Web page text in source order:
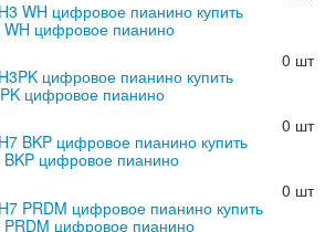
WH цифровое пианино
0 шт
цифровое пианино
0 шт
BKP цифровое пианино
0 шт
PRDM цифровое пианино